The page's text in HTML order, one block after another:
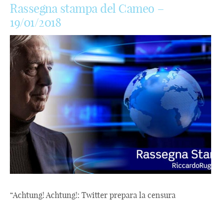
Rassegna stampa del Cameo –
19/01/2018
“Achtung! Achtung!: Twitter prepara la censura